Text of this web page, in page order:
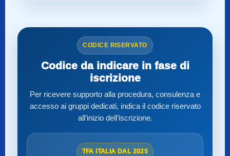
CODICE RISERVATO
Codice da indicare in fase di
iscrizione
Per ricevere supporto alla procedura, consulenza e
accesso ai gruppi dedicati, indica il codice riservato
all’inizio dell’iscrizione.
TFA ITALIA DAL 2025